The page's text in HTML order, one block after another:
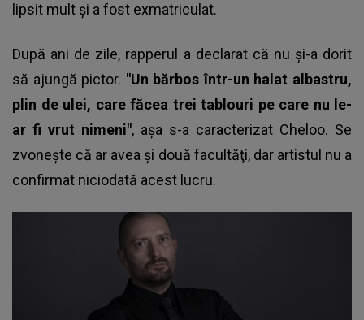
lipsit mult şi a fost exmatriculat.
După ani de zile, rapperul a declarat că nu şi-a dorit
să ajungă pictor. "Un bărbos într-un halat albastru,
plin de ulei, care făcea trei tablouri pe care nu le-
ar fi vrut nimeni", aşa s-a caracterizat Cheloo. Se
zvoneşte că ar avea şi două facultăţi, dar artistul nu a
confirmat niciodată acest lucru.